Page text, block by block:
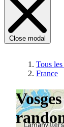
Close modal
Tous
France